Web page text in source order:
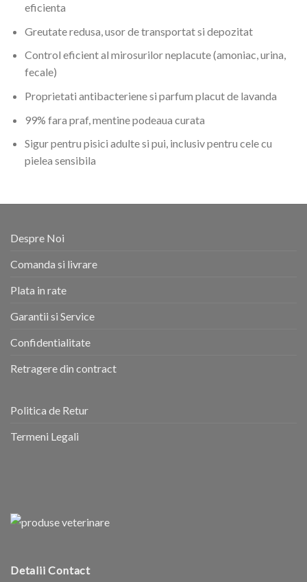
eficienta
Greutate redusa, usor de transportat si depozitat
Control eficient al mirosurilor neplacute (amoniac, urina,
fecale)
Proprietati antibacteriene si parfum placut de lavanda
99% fara praf, mentine podeaua curata
Sigur pentru pisici adulte si pui, inclusiv pentru cele cu
pielea sensibila
Despre Noi
Comanda si livrare
Plata in rate
Garantii si Service
Confidentialitate
Retragere din contract
Politica de Retur
Termeni Legali
Detalii Contact